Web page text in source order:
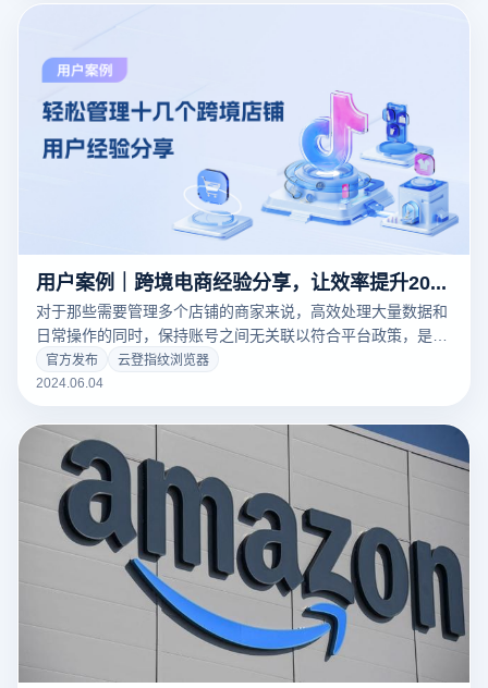
用户案例｜跨境电商经验分享，让效率提升200%的4个秘诀！
对于那些需要管理多个店铺的商家来说，高效处理大量数据和
日常操作的同时，保持账号之间无关联以符合平台政策，是维
持业务稳定运行的关键。
官方发布
云登指纹浏览器
2024.06.04